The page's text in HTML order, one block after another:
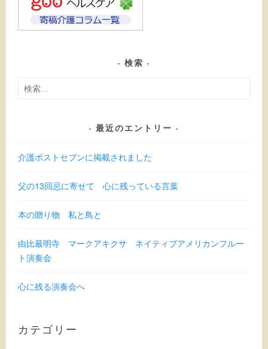
検索
検
最近のエントリー
介護ポストセブンに掲載されました
父の13回忌に寄せて 心に残っている言葉
本の贈り物 私と鳥と
由比最明寺 マークアキクサ ネイティブアメリカンフルー
ト演奏会
心に残る演奏会へ
カテゴリー